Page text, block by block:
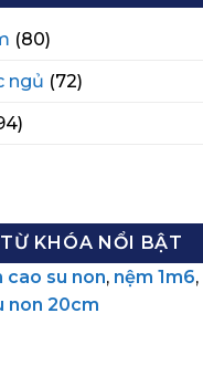
(80)
ngủ (72)
TỪ KHÓA NỔI BẬT
cao su non, nệm 1m6,
non 20cm